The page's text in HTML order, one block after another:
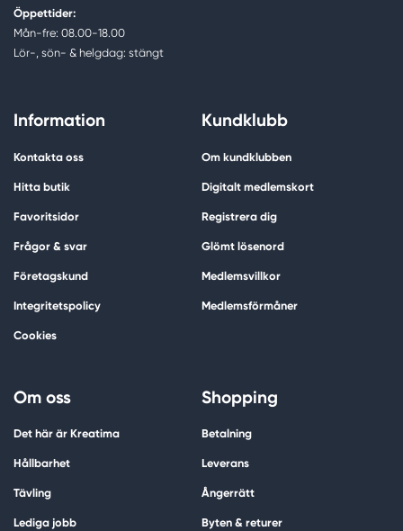
Öppettider:
Mån-fre: 08.00-18.00
Lör-, sön- & helgdag: stängt
Information
Kontakta oss
Hitta butik
Favoritsidor
Frågor & svar
Företagskund
Integritetspolicy
Cookies
Kundklubb
Om kundklubben
Digitalt medlemskort
Registrera dig
Glömt lösenord
Medlemsvillkor
Medlemsförmåner
Om oss
Det här är Kreatima
Hållbarhet
Tävling
Lediga jobb
Shopping
Betalning
Leverans
Ångerrätt
Byten & returer